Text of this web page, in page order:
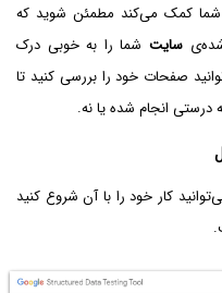
شما کمک می‌کند مطمئن شوید که
سایت شما را به خوبی درک
صفحات خود را بررسی کنید تا
درستی انجام شده یا نه.
کار خود را با آن شروع کنید